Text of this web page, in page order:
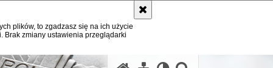
plików, to zgadzasz się na ich użycie
Brak zmiany ustawienia przeglądarki